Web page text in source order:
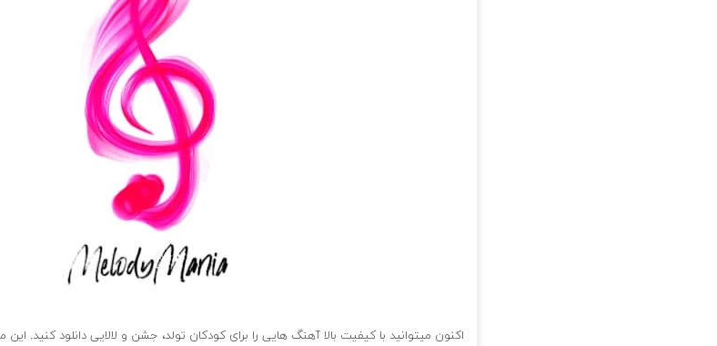
اکنون میتوانید با کیفیت بالا آهنگ هایی را برای کودکان تولد، جشن و لالایی دانلود کنید.